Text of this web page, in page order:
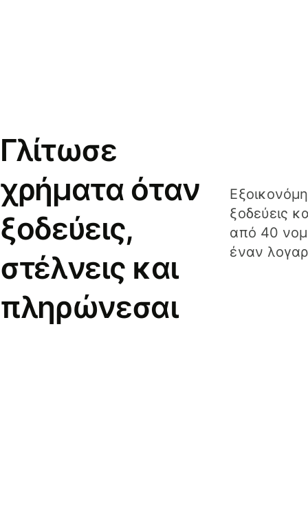
Γλίτωσε
χρήματα όταν
ξοδεύεις,
στέλνεις και
πληρώνεσαι
ξοδεύεις
από 40
έναν